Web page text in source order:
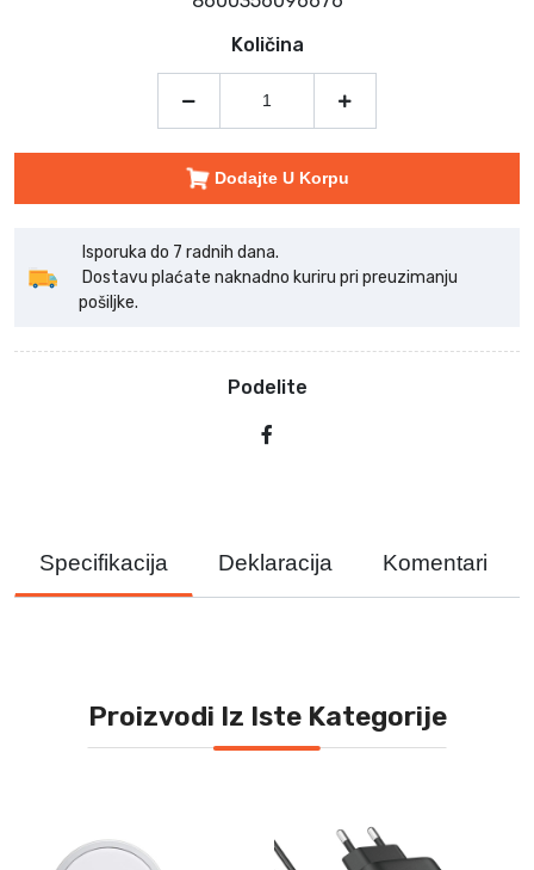
Količina
Dodajte U Korpu
Isporuka do 7 radnih dana.
Dostavu plaćate naknadno kuriru pri preuzimanju
pošiljke.
Podelite
Specifikacija Deklaracija Komentari
Proizvodi Iz Iste Kategorije